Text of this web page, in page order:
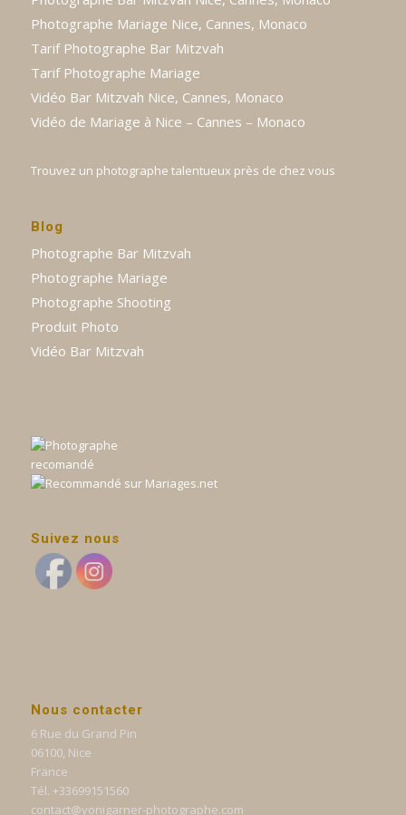
Photographe Mariage Nice, Cannes, Monaco
Tarif Photographe Bar Mitzvah
Tarif Photographe Mariage
Vidéo Bar Mitzvah Nice, Cannes, Monaco
Vidéo de Mariage à Nice – Cannes – Monaco
Trouvez un photographe talentueux près de chez vous
Blog
Photographe Bar Mitzvah
Photographe Mariage
Photographe Shooting
Produit Photo
Vidéo Bar Mitzvah
Suivez nous
Nous contacter
6 Rue du Grand Pin
06100, Nice
France
Tél. +33699151560
contact@yonigarner-photographe.com